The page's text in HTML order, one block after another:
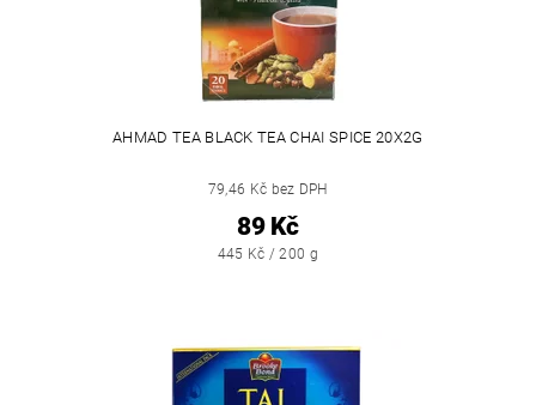
AHMAD TEA BLACK TEA CHAI SPICE 20X2G
79,46 Kč bez DPH
89 Kč
445 Kč / 200 g